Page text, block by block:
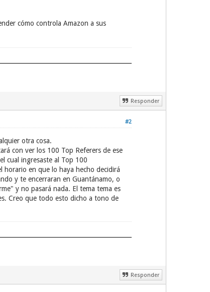
cómo controla Amazon a sus
Responder
#2
otra cosa.
con ver los 100 Top Referers de ese
cual ingresaste al Top 100
en que lo haya hecho decidirá
y te encerraran en Guantánamo, o
y no pasará nada. El tema tema es
Creo que todo esto dicho a tono de
Responder